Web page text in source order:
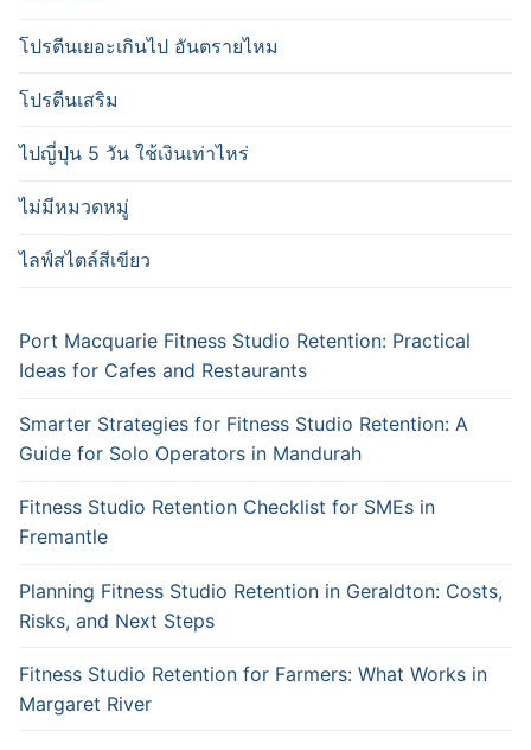
โปรตีนเยอะเกินไป อันตรายไหม
โปรตีนเสริม
ไปญี่ปุ่น 5 วัน ใช้เงินเท่าไหร่
ไม่มีหมวดหมู่
ไลฟ์สไตล์สีเขียว
Port Macquarie Fitness Studio Retention: Practical
Ideas for Cafes and Restaurants
Smarter Strategies for Fitness Studio Retention: A
Guide for Solo Operators in Mandurah
Fitness Studio Retention Checklist for SMEs in
Fremantle
Planning Fitness Studio Retention in Geraldton: Costs,
Risks, and Next Steps
Fitness Studio Retention for Farmers: What Works in
Margaret River